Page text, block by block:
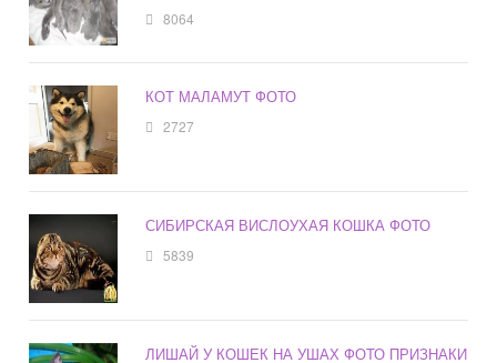
8064
КОТ МАЛАМУТ ФОТО
2727
СИБИРСКАЯ ВИСЛОУХАЯ КОШКА ФОТО
5839
ЛИШАЙ У КОШЕК НА УШАХ ФОТО ПРИЗНАКИ